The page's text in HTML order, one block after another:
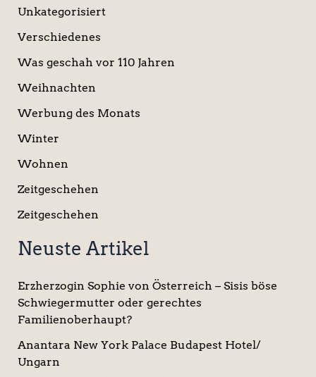
Unkategorisiert
Verschiedenes
Was geschah vor 110 Jahren
Weihnachten
Werbung des Monats
Winter
Wohnen
Zeitgeschehen
Zeitgeschehen
Neuste Artikel
Erzherzogin Sophie von Österreich – Sisis böse
Schwiegermutter oder gerechtes
Familienoberhaupt?
Anantara New York Palace Budapest Hotel/
Ungarn